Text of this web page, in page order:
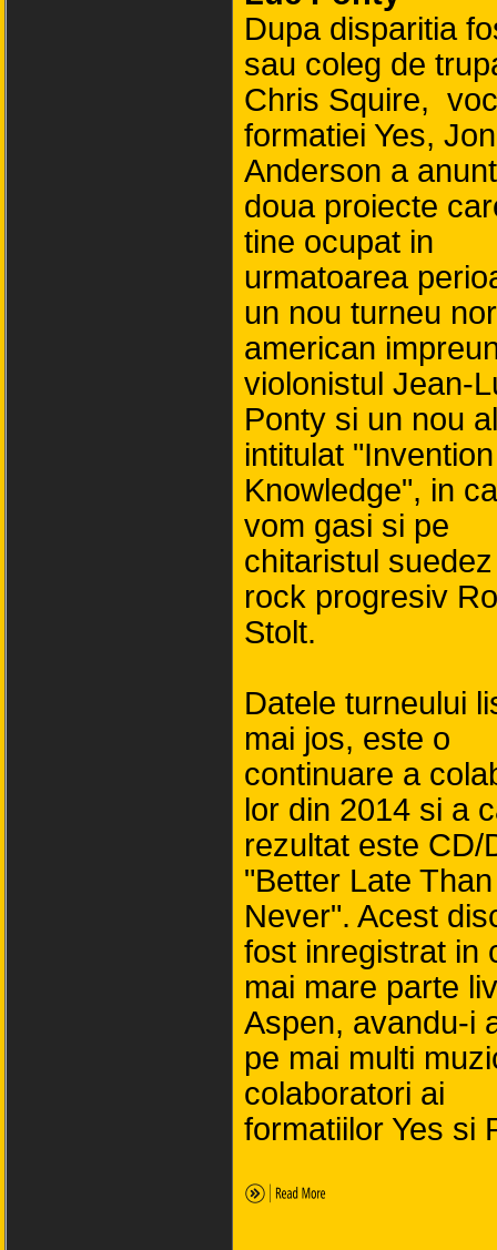
Dupa disparitia
sau coleg de
Chris Squire,
formatiei Yes, Jon
Anderson a
doua proiecte
tine ocupat in
urmatoarea
un nou turneu
american
violonistul Jean-
Ponty si un nou
intitulat
Knowledge", in
vom gasi si pe
chitaristul
rock progresiv
Stolt.
Datele turneului
mai jos, este o
continuare a
lor din 2014 si a
rezultat este CD/
"Better Late Than
Never". Acest
fost inregistrat in
mai mare parte
Aspen, avandu-i
pe mai multi
colaboratori ai
formatiilor Yes si